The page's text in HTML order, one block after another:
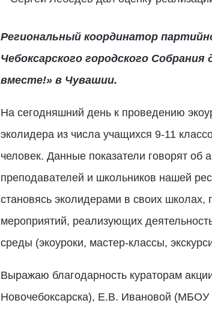
Региональный координатор
Чебоксарского городского
вместе!» в Чувашии.
На сегодняшний день к проведению
эколидера из числа учащихся 9-11
человек. Данные показатели говорят об
преподавателей и школьников нашей
становясь эколидерами в своих школах,
мероприятий, реализующих
среды (экоуроки, мастер-классы,
Выражаю благодарность кураторам
Новочебоксарска), Е.В. Ивановой